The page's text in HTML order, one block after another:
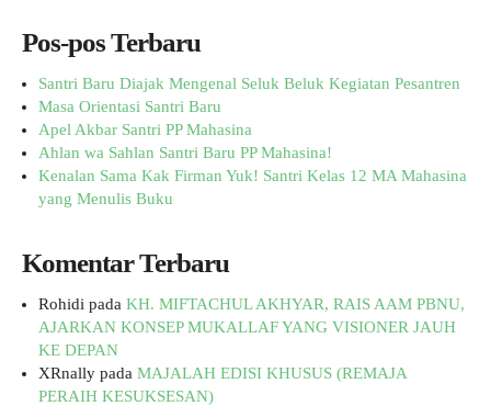
Pos-pos Terbaru
Santri Baru Diajak Mengenal Seluk Beluk Kegiatan Pesantren
Masa Orientasi Santri Baru
Apel Akbar Santri PP Mahasina
Ahlan wa Sahlan Santri Baru PP Mahasina!
Kenalan Sama Kak Firman Yuk! Santri Kelas 12 MA Mahasina
yang Menulis Buku
Komentar Terbaru
Rohidi pada KH. MIFTACHUL AKHYAR, RAIS AAM PBNU,
AJARKAN KONSEP MUKALLAF YANG VISIONER JAUH
KE DEPAN
XRnally pada MAJALAH EDISI KHUSUS (REMAJA
PERAIH KESUKSESAN)